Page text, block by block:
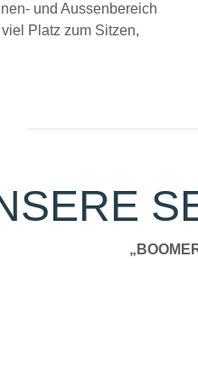
und Aussenbereich
Platz zum Sitzen,